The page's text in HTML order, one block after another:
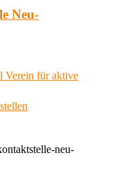
Neu-
Verein für aktive
neu-